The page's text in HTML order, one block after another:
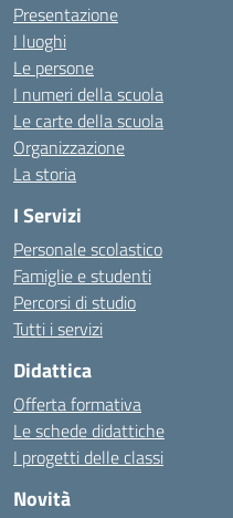
Presentazione
I luoghi
Le persone
I numeri della scuola
Le carte della scuola
Organizzazione
La storia
I Servizi
Personale scolastico
Famiglie e studenti
Percorsi di studio
Tutti i servizi
Didattica
Offerta formativa
Le schede didattiche
I progetti delle classi
Novità